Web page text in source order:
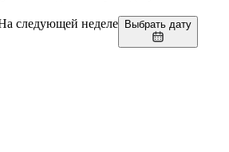
следующей неделе Выбрать дату